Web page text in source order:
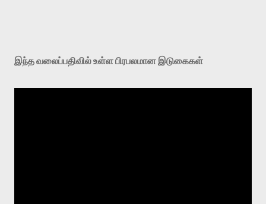
இந்த வலைப்பதிவில் உள்ள பிரபலமான இடுகைகள்